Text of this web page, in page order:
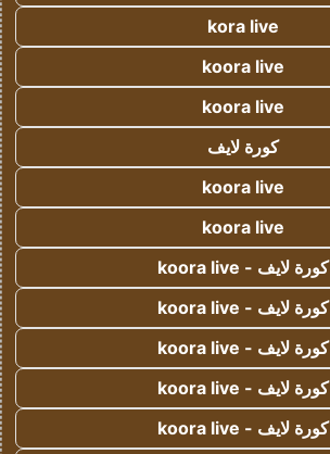
kora live
koora live
koora live
كورة لايف
koora live
koora live
كورة لايف - koora live
كورة لايف - koora live
كورة لايف - koora live
كورة لايف - koora live
كورة لايف - koora live